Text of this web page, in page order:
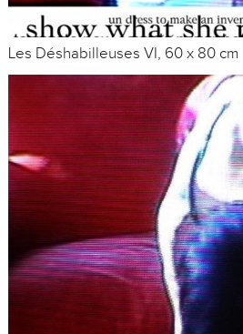
Les Déshabilleuses VI, 60 x 80 cm